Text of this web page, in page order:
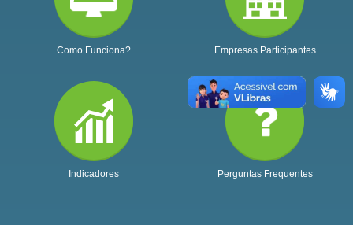
Como Funciona? Empresas Participantes
Indicadores Perguntas Frequentes